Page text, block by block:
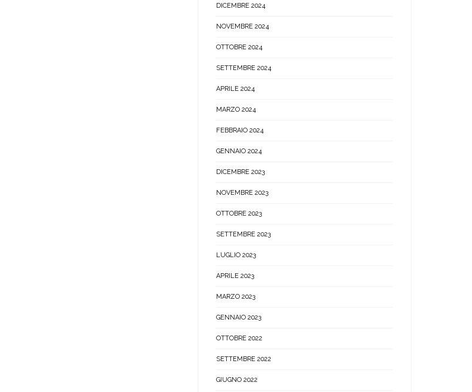
DICEMBRE 2024
NOVEMBRE 2024
OTTOBRE 2024
SETTEMBRE 2024
APRILE 2024
MARZO 2024
FEBBRAIO 2024
GENNAIO 2024
DICEMBRE 2023
NOVEMBRE 2023
OTTOBRE 2023
SETTEMBRE 2023
LUGLIO 2023
APRILE 2023
MARZO 2023
GENNAIO 2023
OTTOBRE 2022
SETTEMBRE 2022
GIUGNO 2022